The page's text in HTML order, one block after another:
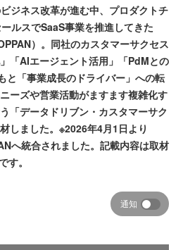
ジネス改革が進む中、プロダクトチ
ルスでSaaS事業を推進してきた
）。同社のカスタマーサクセス
「AIエージェント活用」「PdMとの
と「事業成長のドライバー」への転
ーズや営業活動がますます複雑化す
「データドリブン・カスタマーサク
しました。※2026年4月1日より
へ統合されました。記載内容は取材
す。
通知